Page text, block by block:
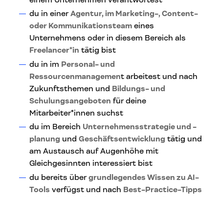
du in einerAgentur, im Marketing-, Content-
oder Kommunikationsteam eines
Unternehmens oder in diesem Bereich als
Freelancer*in tätig bist
du in im Personal- und
Ressourcenmanagement arbeitest und nach
Zukunftsthemen und Bildungs- und
Schulungsangeboten für deine
Mitarbeiter*innen suchst
du im Bereich Unternehmensstrategie und -
planung und Geschäftsentwicklung tätig und
am Austausch auf Augenhöhe mit
Gleichgesinnten interessiert bist
du bereits übergrundlegendes Wissen zu AI-
Tools verfügst und nach Best-Practice-Tipps